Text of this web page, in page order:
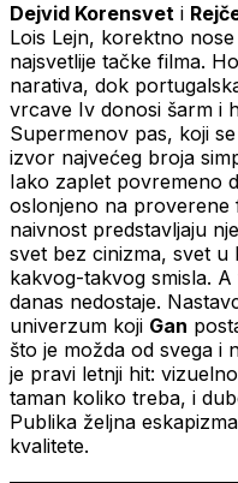
Dejvid Korensvet i
Lois Lejn, korektno
najsvetlije tačke filma.
narativa, dok
vrcave Iv donosi šarm i
Supermenov pas, koji
izvor najvećeg broja
Iako zaplet povremeno
oslonjeno na
naivnost predstavljaju
svet bez cinizma, svet
kakvog-takvog smisla.
danas nedostaje.
univerzum koji Gan
što je možda od svega i
je pravi letnji hit:
taman koliko treba, i
Publika željna
kvalitete.